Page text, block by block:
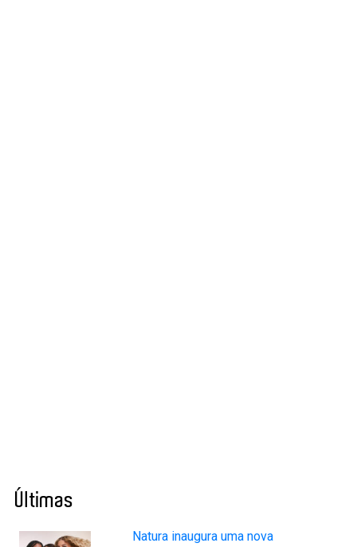
Últimas
Natura inaugura uma nova